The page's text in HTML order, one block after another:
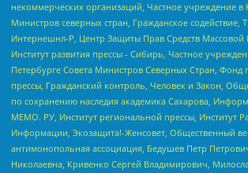
некоммерческих организаций, Частное учреждение в
Министров северных стран, Гражданское содействие,
Интернешнл-Р, Центр Защиты Прав Средств
Институт развития прессы - Сибирь, Частное
Петербурге Совета Министров Северных Стран, Фонд
прессы, Гражданский контроль, Человек и Закон,
по сохранению наследия академика Сахарова,
МЕМО. РУ, Институт региональной прессы, Институт
Информации, Экозащита!-Женсовет, Общественный
антимонопольная ассоциация, Бедушев Петр
Николаевна, Кривенко Сергей Владимирович,